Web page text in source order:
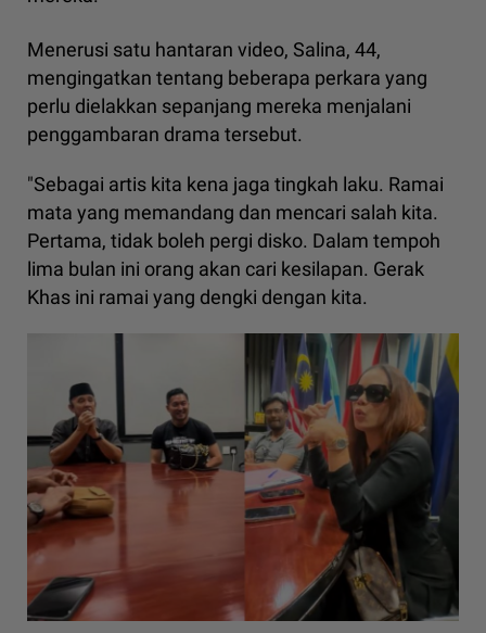
Menerusi satu hantaran video, Salina, 44,
mengingatkan tentang beberapa perkara yang
perlu dielakkan sepanjang mereka menjalani
penggambaran drama tersebut.
"Sebagai artis kita kena jaga tingkah laku. Ramai
mata yang memandang dan mencari salah kita.
Pertama, tidak boleh pergi disko. Dalam tempoh
lima bulan ini orang akan cari kesilapan. Gerak
Khas ini ramai yang dengki dengan kita.